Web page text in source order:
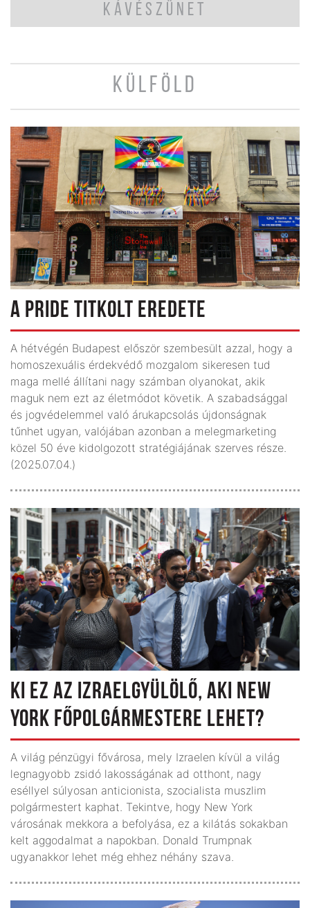
KÁVÉSZÜNET
KÜLFÖLD
A PRIDE TITKOLT EREDETE
A hétvégén Budapest először szembesült azzal, hogy a
homoszexuális érdekvédő mozgalom sikeresen tud
maga mellé állítani nagy számban olyanokat, akik
maguk nem ezt az életmódot követik. A szabadsággal
és jogvédelemmel való árukapcsolás újdonságnak
tűnhet ugyan, valójában azonban a melegmarketing
közel 50 éve kidolgozott stratégiájának szerves része.
(2025.07.04.)
KI EZ AZ IZRAELGYÜLÖLŐ, AKI NEW
YORK FŐPOLGÁRMESTERE LEHET?
A világ pénzügyi fővárosa, mely Izraelen kívül a világ
legnagyobb zsidó lakosságának ad otthont, nagy
eséllyel súlyosan anticionista, szocialista muszlim
polgármestert kaphat. Tekintve, hogy New York
városának mekkora a befolyása, ez a kilátás sokakban
kelt aggodalmat a napokban. Donald Trumpnak
ugyanakkor lehet még ehhez néhány szava.